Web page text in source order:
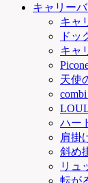
キャリー
キャ
ドッ
キャ
天使
ハー
肩掛
斜め
リュ
転が